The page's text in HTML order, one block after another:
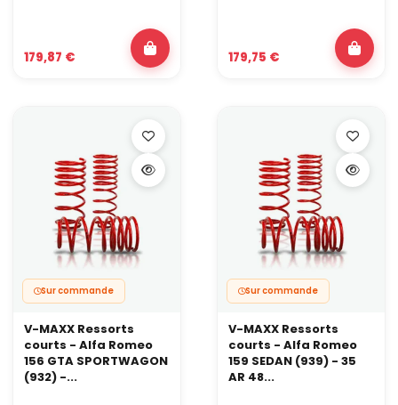
179,87 € 179,75 €
Sur commande
V-MAXX Ressorts
courts - Alfa Romeo
156 GTA SPORTWAGON
(932) -...
Sur commande
V-MAXX Ressorts
courts - Alfa Romeo
159 SEDAN (939) - 35
AR 48...